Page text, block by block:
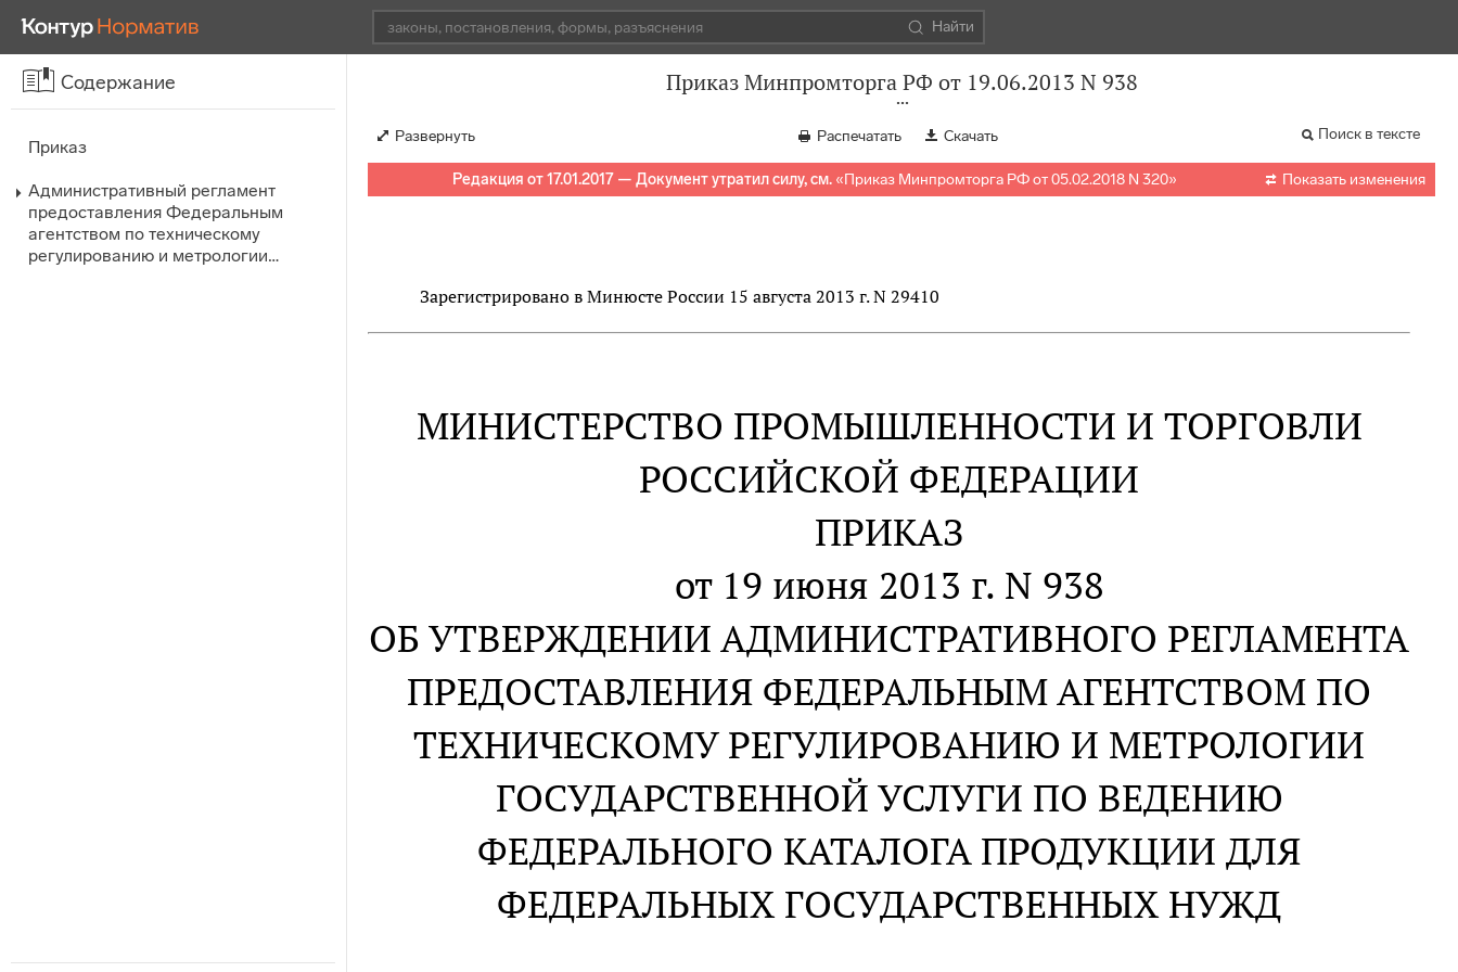
Найти
Содержание
Приказ
Административный регламент
предоставления Федеральным
агентством по техническому
регулированию и метрологии…
Приказ Минпромторга РФ от 19.06.2013 N 938
Развернуть Распечатать Скачать Поиск в тексте
Редакция от 17.01.2017 — Документ утратил силу, см.«Приказ Минпромторга РФ от 05.02.2018 N 320»  Показать изменения
Зарегистрировано в Минюсте России 15 августа 2013 г. N 29410
МИНИСТЕРСТВО ПРОМЫШЛЕННОСТИ И ТОРГОВЛИ
РОССИЙСКОЙ ФЕДЕРАЦИИ
ПРИКАЗ
от 19 июня 2013 г. N 938
ОБ УТВЕРЖДЕНИИ АДМИНИСТРАТИВНОГО РЕГЛАМЕНТА
ПРЕДОСТАВЛЕНИЯ ФЕДЕРАЛЬНЫМ АГЕНТСТВОМ ПО
ТЕХНИЧЕСКОМУ РЕГУЛИРОВАНИЮ И МЕТРОЛОГИИ
ГОСУДАРСТВЕННОЙ УСЛУГИ ПО ВЕДЕНИЮ
ФЕДЕРАЛЬНОГО КАТАЛОГА ПРОДУКЦИИ ДЛЯ
ФЕДЕРАЛЬНЫХ ГОСУДАРСТВЕННЫХ НУЖД